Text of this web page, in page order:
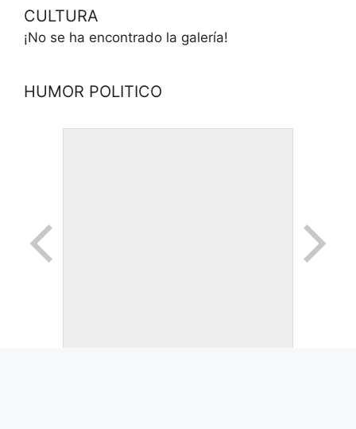
CULTURA
¡No se ha encontrado la galería!
HUMOR POLITICO